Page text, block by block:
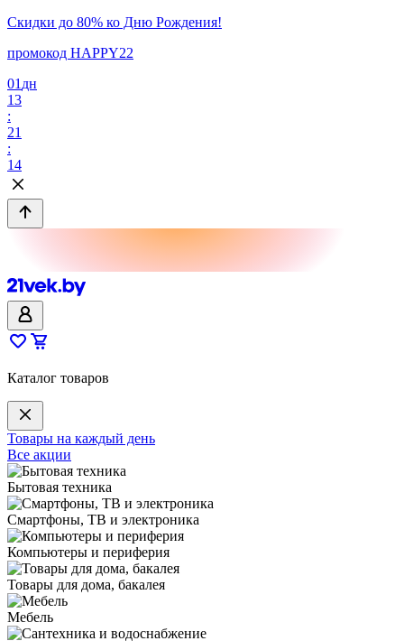
Скидки до 80% ко Дню Рождения!
промокод HAPPY22
01 дн
13
:
21
:
14
Каталог товаров
Товары на каждый день
Все акции
Бытовая техника
Смартфоны, ТВ и электроника
Компьютеры и периферия
Товары для дома, бакалея
Мебель